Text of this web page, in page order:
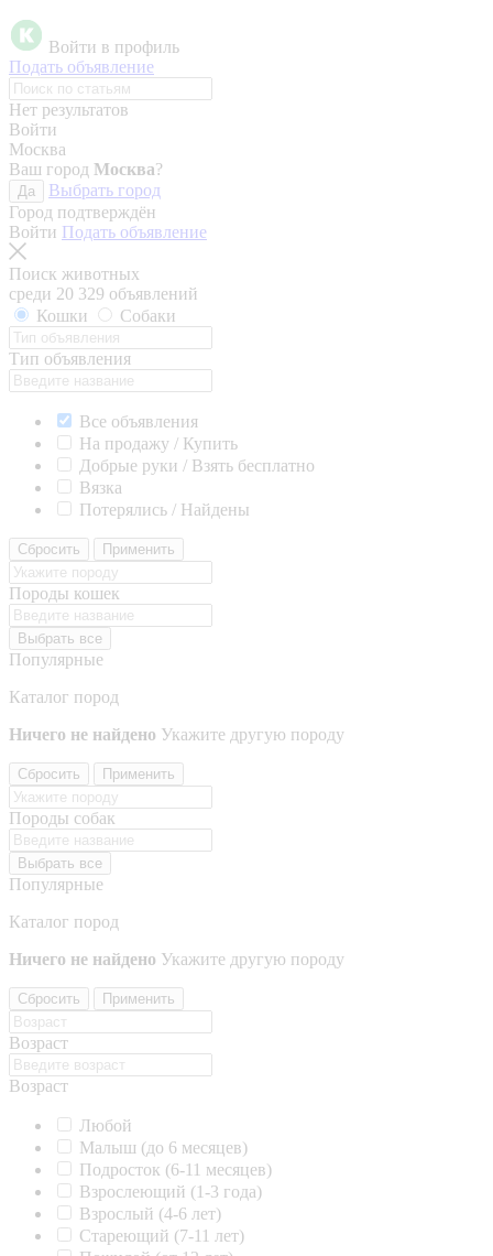
Войти в профиль
Подать объявление
Нет результатов
Войти
Москва
Ваш город Москва?
Да
Выбрать город
Город подтверждён
Войти Подать объявление
Поиск животных
среди 20 329 объявлений
Кошки
Собаки
Тип объявления
Все объявления
На продажу / Купить
Добрые руки / Взять бесплатно
Вязка
Потерялись / Найдены
Сбросить Применить
Породы кошек
Выбрать все
Популярные
Каталог пород
Ничего не найдено Укажите другую породу
Сбросить Применить
Породы собак
Выбрать все
Популярные
Каталог пород
Ничего не найдено Укажите другую породу
Сбросить Применить
Возраст
Возраст
Любой
Малыш (до 6 месяцев)
Подросток (6-11 месяцев)
Взрослеющий (1-3 года)
Взрослый (4-6 лет)
Стареющий (7-11 лет)